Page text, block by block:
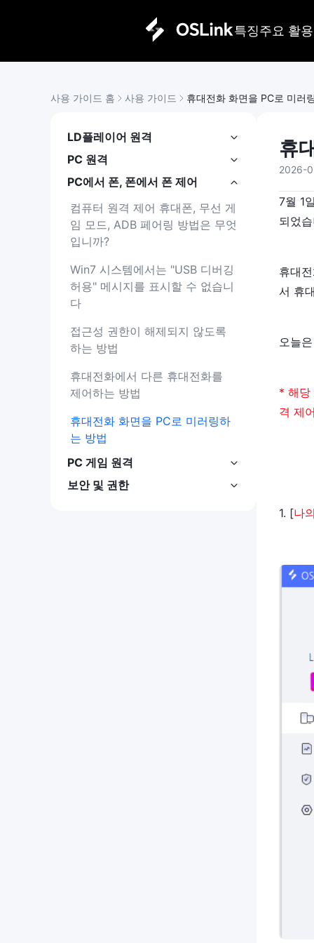
특징주요 활
사용 가이드 홈 사용 가이드 휴대전화 화면을 PC로 미러
LD플레이어 원격
PC 원격
PC에서 폰, 폰에서 폰 제어
컴퓨터 원격 제어 휴대폰, 무선 게
임 모드, ADB 페어링 방법은 무엇
입니까?
Win7 시스템에서는 "USB 디버깅
허용" 메시지를 표시할 수 없습니
다
접근성 권한이 해제되지 않도록
하는 방법
휴대전화에서 다른 휴대전화를
제어하는 방법
휴대전화 화면을 PC로 미러링하
는 방법
PC 게임 원격
보안 및 권한
휴
2026-
7월 1
되었
휴대
서 휴
오늘
* 해당
격 제
1. [나